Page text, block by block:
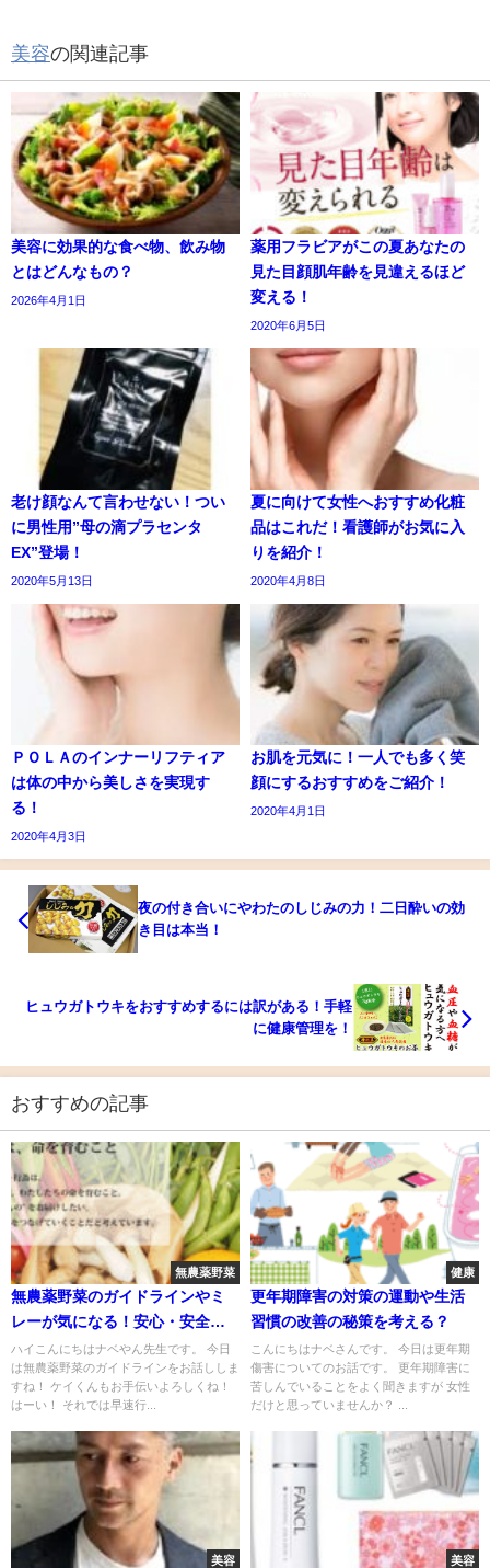
美容の関連記事
美容に効果的な食べ物、飲み物
とはどんなもの？
2026年4月1日
薬用フラビアがこの夏あなたの
見た目顔肌年齢を見違えるほど
変える！
2020年6月5日
老け顔なんて言わせない！つい
に男性用”母の滴プラセンタ
EX”登場！
2020年5月13日
夏に向けて女性へおすすめ化粧
品はこれだ！看護師がお気に入
りを紹介！
2020年4月8日
ＰＯＬＡのインナーリフティア
は体の中から美しさを実現す
る！
2020年4月3日
お肌を元気に！一人でも多く笑
顔にするおすすめをご紹介！
2020年4月1日
夜の付き合いにやわたのしじみの力！二日酔いの効
き目は本当！
ヒュウガトウキをおすすめするには訳がある！手軽
に健康管理を！
おすすめの記事
無農薬野菜
無農薬野菜のガイドラインやミ
レーが気になる！安心・安全
も？
ハイこんにちはナベやん先生です。 今日
は無農薬野菜のガイドラインをお話ししま
すね！ ケイくんもお手伝いよろしくね！
はーい！ それでは早速行...
健康
更年期障害の対策の運動や生活
習慣の改善の秘策を考える？
こんにちはナベさんです。 今日は更年期
傷害についてのお話です。 更年期障害に
苦しんでいることをよく聞きますが 女性
だけと思っていませんか？ ...
美容 美容